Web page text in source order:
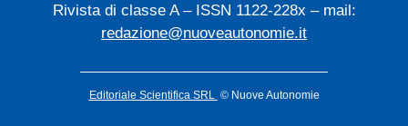
Rivista di classe A – ISSN 1122-228x – mail:
redazione@nuoveautonomie.it
Editoriale Scientifica SRL © Nuove Autonomie